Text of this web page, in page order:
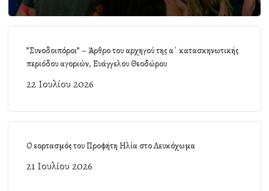
”Συνοδοιπόροι” – Άρθρο του αρχηγού της α΄ κατασκηνωτικής
περιόδου αγοριών, Ευάγγελου Θεοδώρου
22 Ιουλίου 2026
Ο εορτασμός του Προφήτη Ηλία στο Λευκόχωμα
21 Ιουλίου 2026